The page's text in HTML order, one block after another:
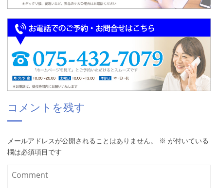
コメントを残す
メールアドレスが公開されることはありません。 ※ が付いている
欄は必須項目です